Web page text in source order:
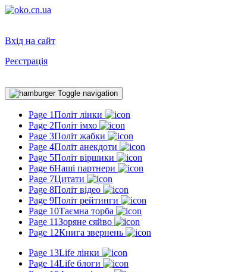
Вхід на сайт
Реєстрація
Toggle navigation
Page 1Політ лінки
Page 2Політ імхо
Page 3Політ жабки
Page 4Політ анекдоти
Page 5Політ віршики
Page 6Наші партнери
Page 7Цитати
Page 8Політ відео
Page 9Політ рейтинги
Page 10Таємна торба
Page 11Зоряне сяйво
Page 12Книга звернень
Page 13Life лінки
Page 14Life блоги